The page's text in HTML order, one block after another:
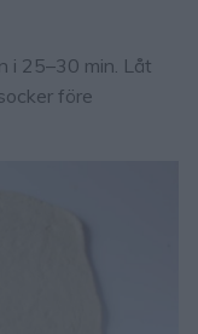
i 25–30 min. Låt
före